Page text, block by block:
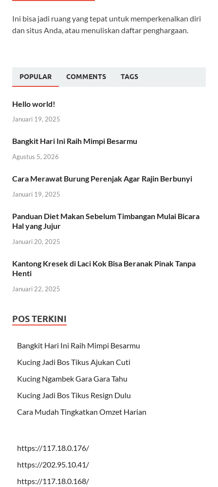
Ini bisa jadi ruang yang tepat untuk memperkenalkan diri
dan situs Anda, atau menuliskan daftar penghargaan.
POPULAR COMMENTS TAGS
Hello world!
Januari 19, 2025
Bangkit Hari Ini Raih Mimpi Besarmu
Agustus 5, 2026
Cara Merawat Burung Perenjak Agar Rajin Berbunyi
Januari 19, 2025
Panduan Diet Makan Sebelum Timbangan Mulai Bicara
Hal yang Jujur
Januari 20, 2025
Kantong Kresek di Laci Kok Bisa Beranak Pinak Tanpa
Henti
Januari 22, 2025
POS TERKINI
Bangkit Hari Ini Raih Mimpi Besarmu
Kucing Jadi Bos Tikus Ajukan Cuti
Kucing Ngambek Gara Gara Tahu
Kucing Jadi Bos Tikus Resign Dulu
Cara Mudah Tingkatkan Omzet Harian
https://117.18.0.176/
https://202.95.10.41/
https://117.18.0.168/